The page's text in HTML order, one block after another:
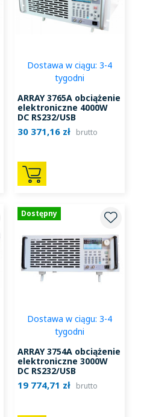
Dostawa w ciągu: 3-4
tygodni
ARRAY 3765A obciążenie
elektroniczne 4000W
DC RS232/USB
30 371,16 zł brutto
Dostępny
Dostawa w ciągu: 3-4
tygodni
ARRAY 3754A obciążenie
elektroniczne 3000W
DC RS232/USB
19 774,71 zł brutto